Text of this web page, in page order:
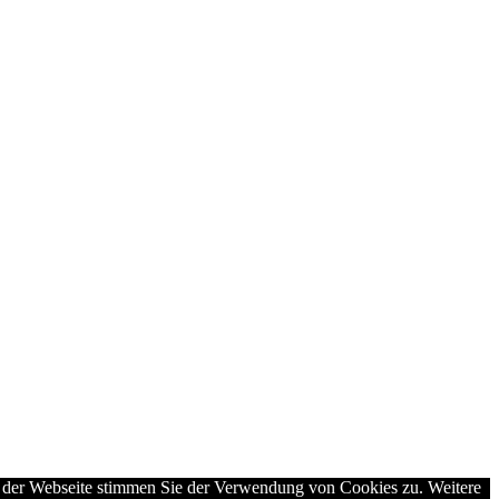
Webseite stimmen Sie der Verwendung von Cookies zu. Weitere